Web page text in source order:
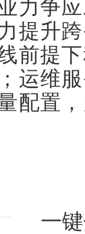
力争
提升
前提
运维
配置
一